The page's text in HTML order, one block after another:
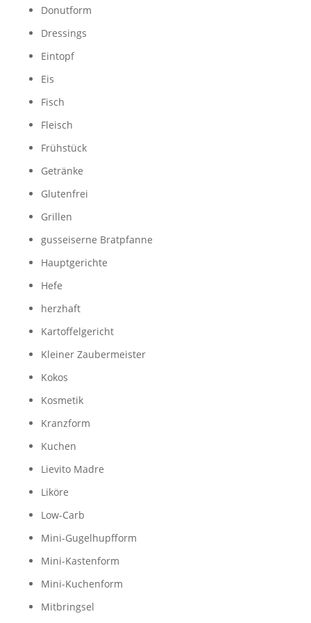
Donutform
Dressings
Eintopf
Eis
Fisch
Fleisch
Frühstück
Getränke
Glutenfrei
Grillen
gusseiserne Bratpfanne
Hauptgerichte
Hefe
herzhaft
Kartoffelgericht
Kleiner Zaubermeister
Kokos
Kosmetik
Kranzform
Kuchen
Lievito Madre
Liköre
Low-Carb
Mini-Gugelhupfform
Mini-Kastenform
Mini-Kuchenform
Mitbringsel